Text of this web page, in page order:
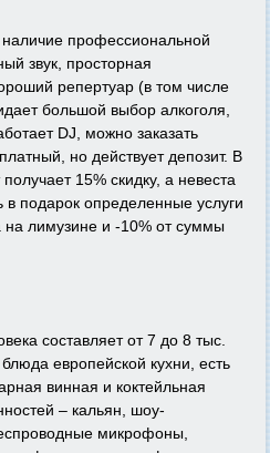
профессиональной
звук, просторная
репертуар (в том числе
большой выбор алкоголя,
DJ, можно заказать
но действует депозит. В
15% скидку, а невеста
подарок определенные услуги
на лимузине и -10% от суммы
составляет от 7 до 8 тыс.
европейской кухни, есть
винная и коктейльная
– кальян, шоу-
микрофоны,